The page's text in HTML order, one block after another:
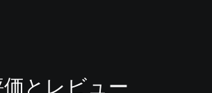
価とレビュー